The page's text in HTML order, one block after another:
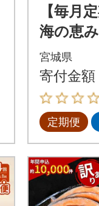
【毎月
海の恵
手軽に!
ひとめ
ト全7回
宮城県
寄付金額
定期便